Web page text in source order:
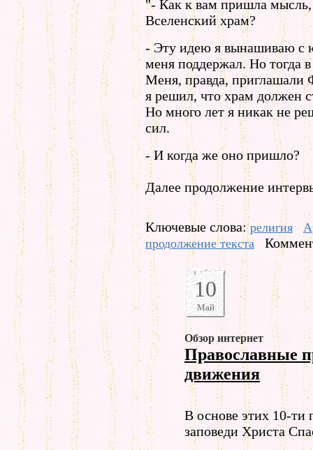
"- Как к вам пришла мысль,
Вселенский храм?
- Эту идею я вынашиваю с
меня поддержал. Но тогда
Меня, правда, приглашали
я решил, что храм должен
Но много лет я никак не
сил.
- И когда же оно пришло?
Далее продолжение
Ключевые слова:религия
продолжение текста
10
Май
Обзор интернет
Православные
движения
В основе этих 10-ти
заповеди Христа